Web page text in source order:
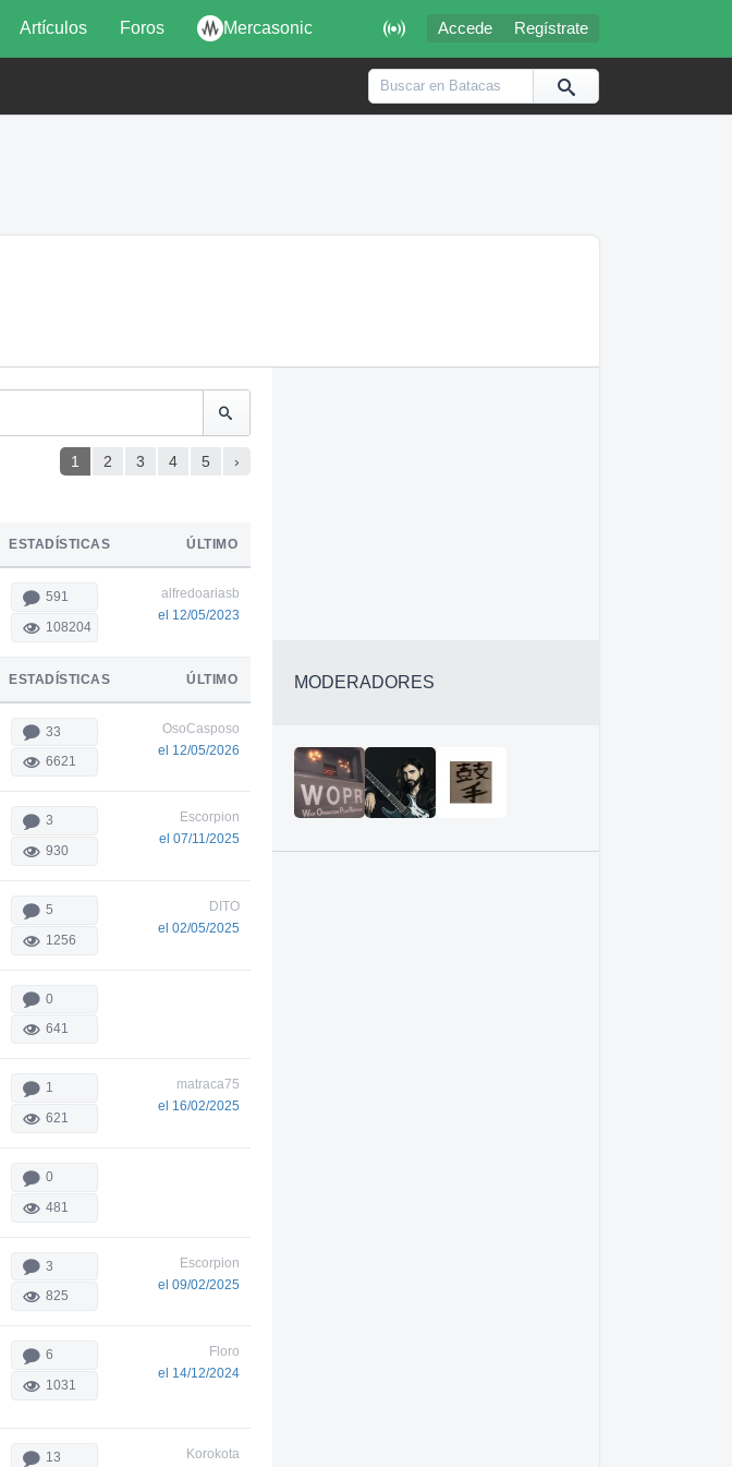
 Accede Regístrate
Artículos Foros Mercasonic
1 2 3 4 5 ›
ESTADÍSTICAS ÚLTIMO
591
108204
alfredoariasb
el 12/05/2023
ESTADÍSTICAS ÚLTIMO
33
6621
OsoCasposo
el 12/05/2026
3
930
Escorpion
el 07/11/2025
5
1256
DITO
el 02/05/2025
0
641
1
621
matraca75
el 16/02/2025
0
481
3
825
Escorpion
el 09/02/2025
6
1031
Floro
el 14/12/2024
13
Korokota
MODERADORES